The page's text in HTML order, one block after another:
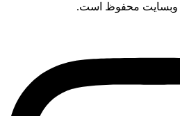
وبسایت محفوظ است.